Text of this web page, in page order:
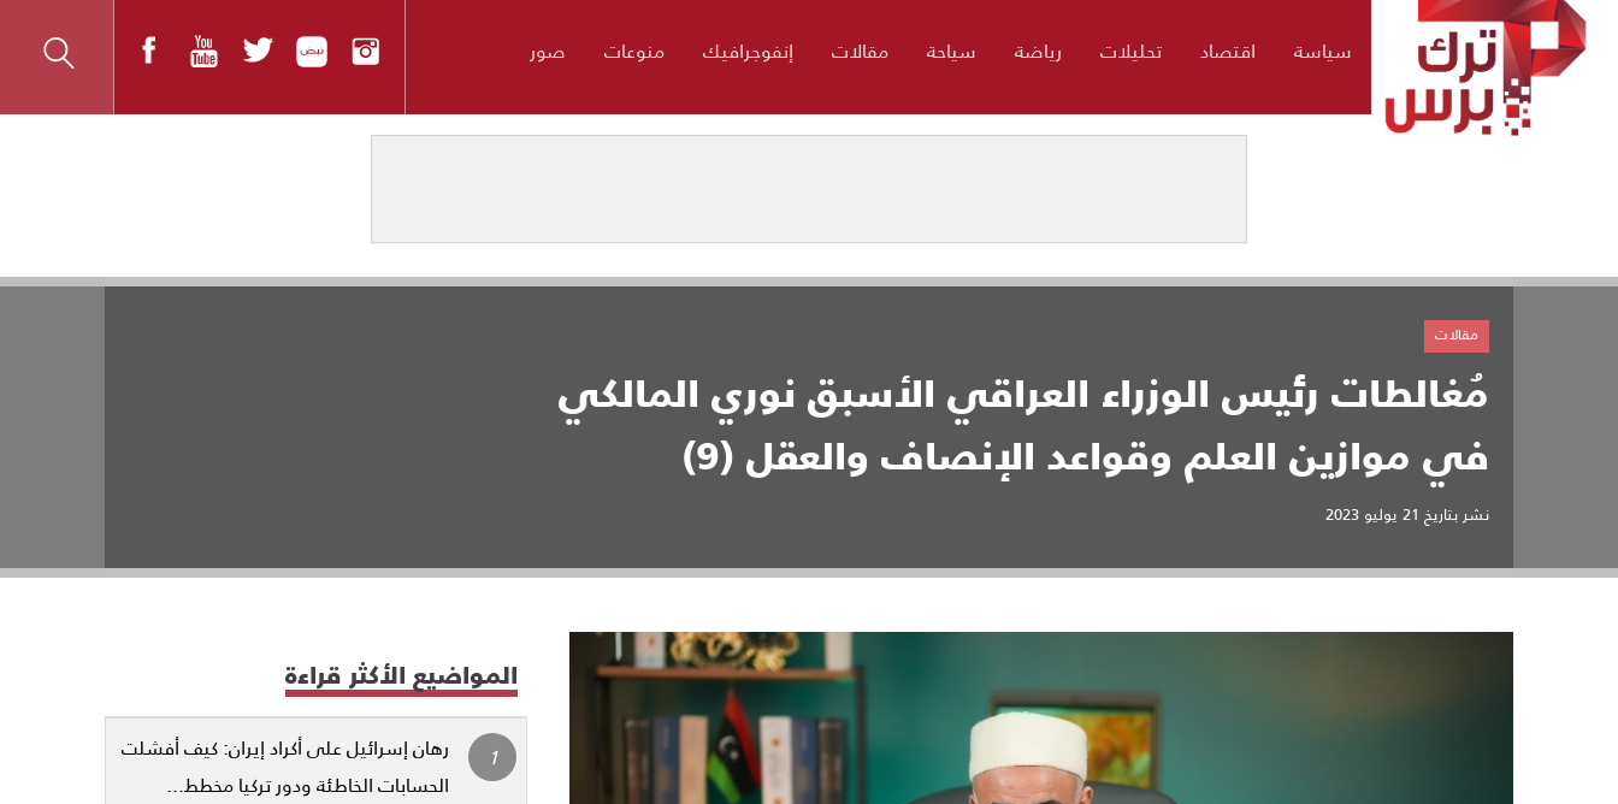
سياسة اقتصاد تحليلات رياضة سياحة مقالات إنفوجرافيك منوعات صور
مُغالطات رئيس الوزراء العراقي الأسبق نوري المالكي
في موازين العلم وقواعد الإنصاف والعقل (9)
نشر بتاريخ 21 يوليو 2023
مقالات
المواضيع الأكثر قراءة
رهان إسرائيل على أكراد إيران: كيف أفشلت
الحسابات الخاطئة ودور تركيا مخطط...